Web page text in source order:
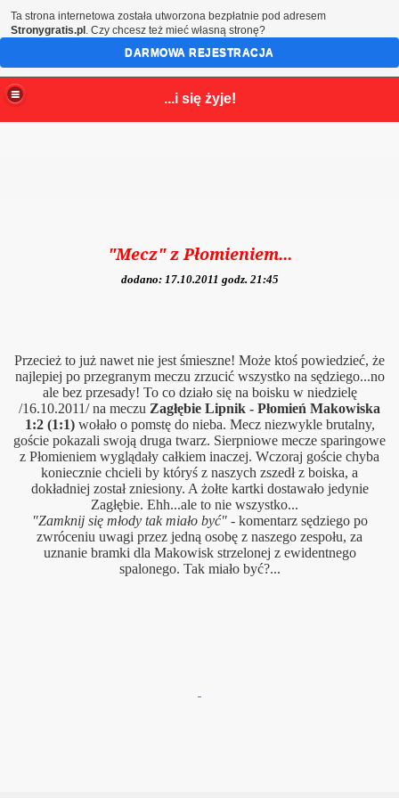
...i się żyje!
"Mecz" z Płomieniem...
dodano: 17.10.2011 godz. 21:45
Przecież to już nawet nie jest śmieszne! Może ktoś powiedzieć, że
najlepiej po przegranym meczu zrzucić wszystko na sędziego...no
ale bez przesady! To co działo się na boisku w niedzielę
/16.10.2011/ na meczu Zagłębie Lipnik - Płomień Makowiska
1:2 (1:1)wołało o pomstę do nieba. Mecz niezwykle brutalny,
goście pokazali swoją druga twarz. Sierpniowe mecze sparingowe
z Płomieniem wyglądały całkiem inaczej. Wczoraj goście chyba
koniecznie chcieli by któryś z naszych zszedł z boiska, a
dokładniej został zniesiony. A żołte kartki dostawało jedynie
Zagłębie. Ehh...ale to nie wszystko...
"Zamknij się młody tak miało być"- komentarz sędziego po
zwróceniu uwagi przez jedną osobę z naszego zespołu, za
uznanie bramki dla Makowisk strzelonej z ewidentnego
spalonego. Tak miało być?...
Ta strona internetowa została utworzona bezpłatnie pod adresem
Stronygratis.pl . Czy chcesz też mieć własną stronę?
DARMOWA REJESTRACJA